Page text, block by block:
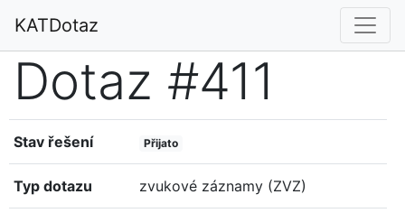
KATDotaz
Dotaz #411
Stav řešení Přijato
Typ dotazu zvukové záznamy (ZVZ)